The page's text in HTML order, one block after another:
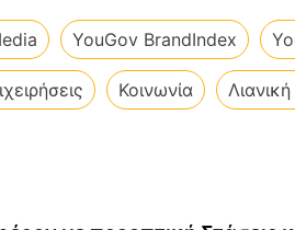
​YouGov BrandIndex
Κοινωνία